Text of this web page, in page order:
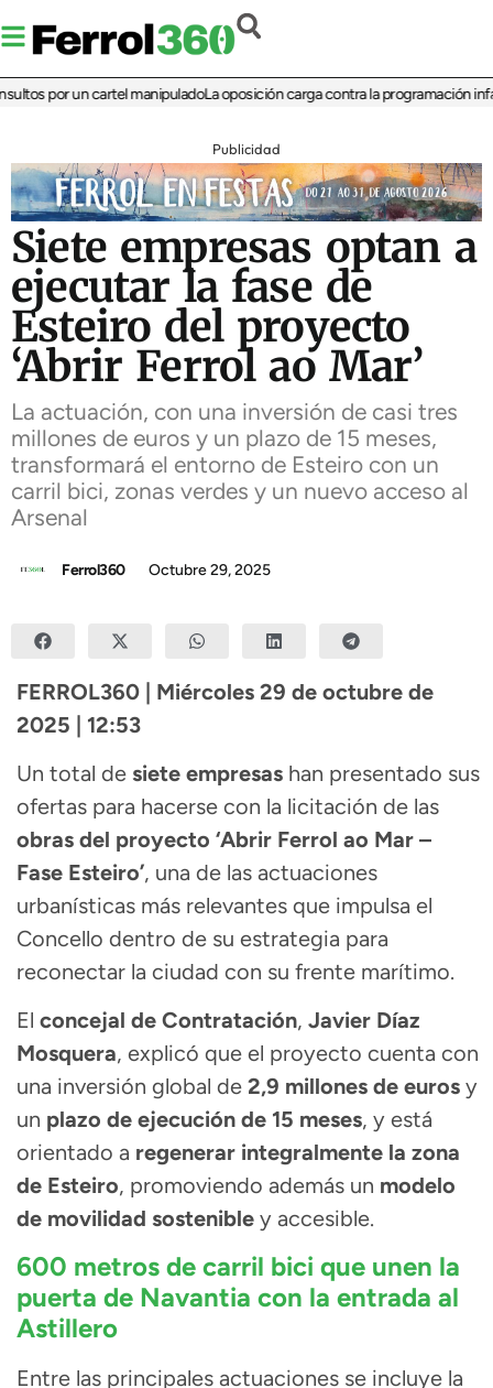
por un cartel manipuladoLa oposición carga contra la programación
Publicidad
Siete empresas optan a
ejecutar la fase de
Esteiro del proyecto
‘Abrir Ferrol ao Mar’
La actuación, con una inversión de casi tres
millones de euros y un plazo de 15 meses,
transformará el entorno de Esteiro con un
carril bici, zonas verdes y un nuevo acceso al
Arsenal
Ferrol360 Octubre 29, 2025
FERROL360 | Miércoles 29 de octubre de
2025 | 12:53
Un total de siete empresas han presentado sus
ofertas para hacerse con la licitación de las
obras del proyecto ‘Abrir Ferrol ao Mar –
Fase Esteiro’, una de las actuaciones
urbanísticas más relevantes que impulsa el
Concello dentro de su estrategia para
reconectar la ciudad con su frente marítimo.
El concejal de Contratación, Javier Díaz
Mosquera, explicó que el proyecto cuenta con
una inversión global de 2,9 millones de euros y
un plazo de ejecución de 15 meses, y está
orientado a regenerar integralmente la zona
de Esteiro, promoviendo además un modelo
de movilidad sostenible y accesible.
600 metros de carril bici que unen la
puerta de Navantia con la entrada al
Astillero
Entre las principales actuaciones se incluye la